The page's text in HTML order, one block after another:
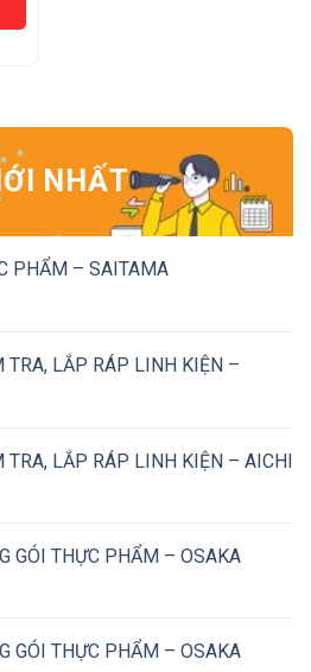
NHẤT
PHẨM – SAITAMA
TRA, LẮP RÁP LINH KIỆN –
TRA, LẮP RÁP LINH KIỆN – AICHI
GÓI THỰC PHẨM – OSAKA
GÓI THỰC PHẨM – OSAKA